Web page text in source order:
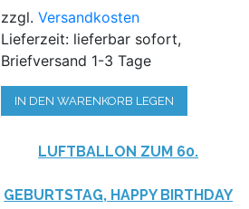
zzgl.Versandkosten
Lieferzeit: lieferbar sofort,
Briefversand 1-3 Tage
IN DEN WARENKORB LEGEN
LUFTBALLON ZUM 60.
GEBURTSTAG, HAPPY BIRTHDAY